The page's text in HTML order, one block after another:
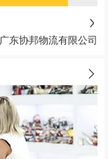
广东协邦物流有限公司